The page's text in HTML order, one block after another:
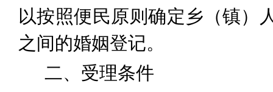
以按照便民原则确定 乡（镇）
之间的婚姻登记。
二、受理条件